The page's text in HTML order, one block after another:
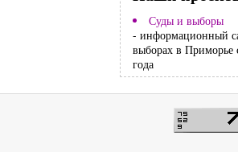
Суды и выборы
- информационный
выборах в Приморье
года